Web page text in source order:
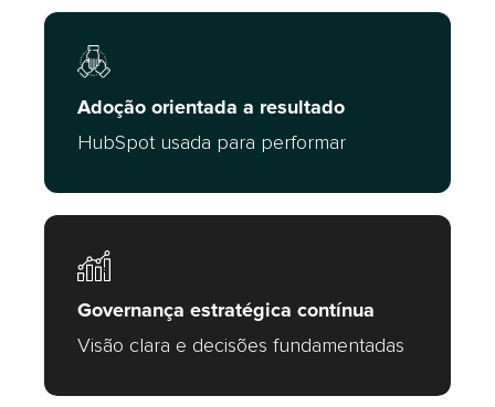
Adoção orientada a resultado
HubSpot usada para performar
Governança estratégica contínua
Visão clara e decisões fundamentadas